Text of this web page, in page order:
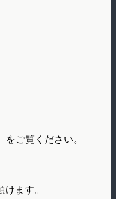
をご覧ください。
ます。